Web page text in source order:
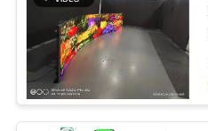
BLOG
DEMANDEZ